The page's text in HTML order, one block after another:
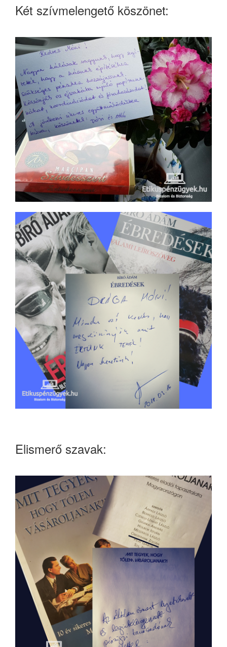
Két szívmelengető köszönet:
Elismerő szavak: